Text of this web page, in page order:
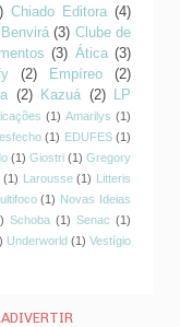
Chiado Editora (4)
Benvirá (3) Clube de
(3) Ática (3)
(2) Empíreo
(2)
(2) Kazuá (2)
LP
(1) Amarilys (1)
(1) EDUFES (1)
(1) Giostri (1) Gregory
(1) Larousse (1) Litteris
(1) Novas Ideias
Schoba (1) Senac (1)
Underworld (1) Vestígio